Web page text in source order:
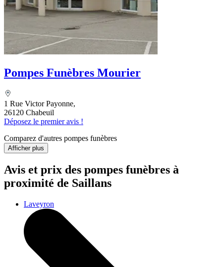
Pompes Funèbres Mourier
1 Rue Victor Payonne,
26120 Chabeuil
Déposez le premier avis !
Comparez d'autres pompes funèbres
Afficher plus
Avis et prix des pompes funèbres à
proximité de Saillans
Laveyron